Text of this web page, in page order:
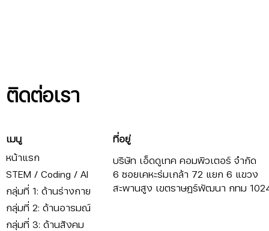
ติดต่อเรา
เมนู
หน้าแรก
STEM / Coding / AI
กลุ่มที่ 1: ด้านร่างกาย
กลุ่มที่ 2: ด้านอารมณ์
กลุ่มที่ 3: ด้านสังคม
ที่อยู่
บริษัท เอ็ดดูเทค คอมพิวเตอร์ จำกัด
6 ซอยเคหะร่มเกล้า 72 แยก 6 แขวง
สะพานสูง เขตราษฎร์พัฒนา กทม